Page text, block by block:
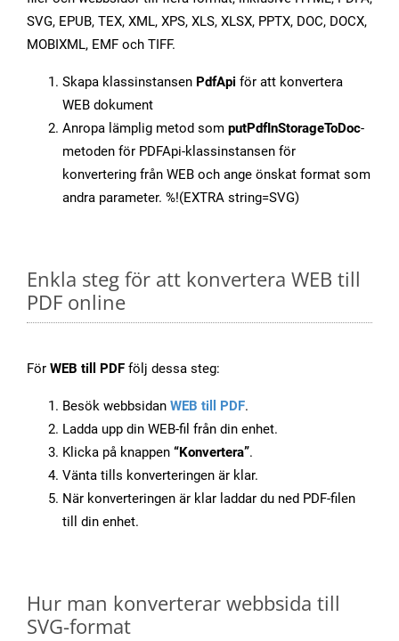
SVG, EPUB, TEX, XML, XPS, XLS, XLSX, PPTX, DOC, DOCX,
MOBIXML, EMF och TIFF.
Skapa klassinstansen PdfApi för att konvertera
WEB dokument
Anropa lämplig metod som putPdfInStorageToDoc-
metoden för PDFApi-klassinstansen för
konvertering från WEB och ange önskat format som
andra parameter. %!(EXTRA string=SVG)
Enkla steg för att konvertera WEB till
PDF online
För WEB till PDF följ dessa steg:
Besök webbsidan WEB till PDF.
Ladda upp din WEB-fil från din enhet.
Klicka på knappen “Konvertera”.
Vänta tills konverteringen är klar.
När konverteringen är klar laddar du ned PDF-filen
till din enhet.
Hur man konverterar webbsida till
SVG-format